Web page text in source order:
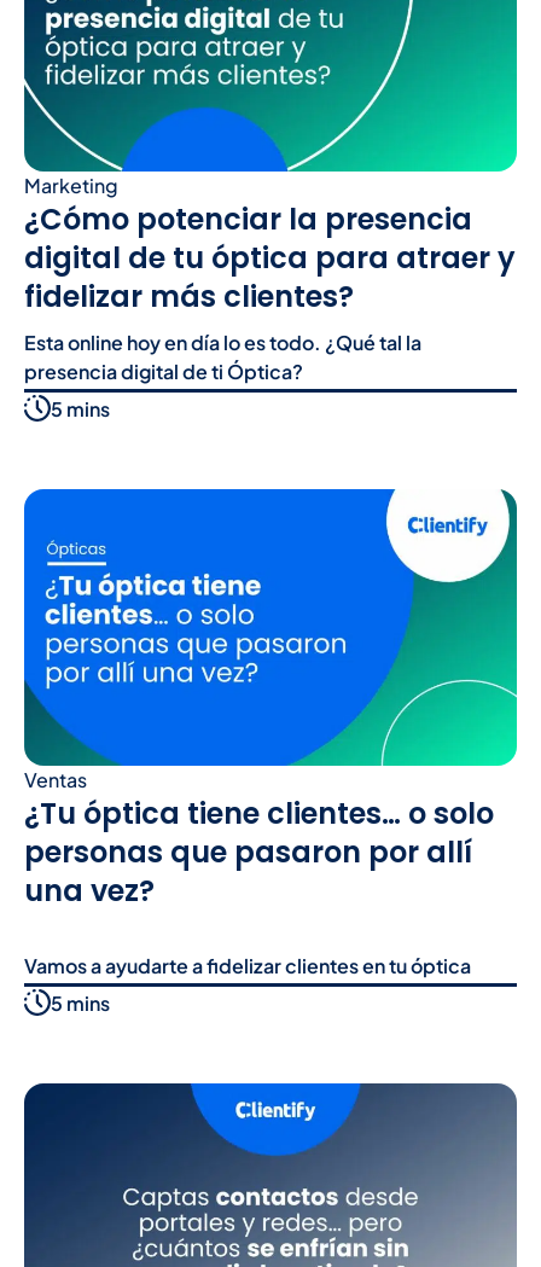
Marketing
¿Cómo potenciar la presencia
digital de tu óptica para atraer y
fidelizar más clientes?
Esta online hoy en día lo es todo. ¿Qué tal la
presencia digital de ti Óptica?
5 mins
Ventas
¿Tu óptica tiene clientes… o solo
personas que pasaron por allí
una vez?
Vamos a ayudarte a fidelizar clientes en tu óptica
5 mins